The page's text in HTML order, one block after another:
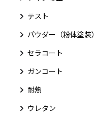
テスト
パウダー（粉体塗装）
セラコート
ガンコート
耐熱
ウレタン